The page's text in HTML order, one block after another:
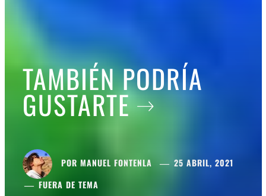
TAMBIÉN PODRÍA
GUSTARTE
POR MANUEL FONTENLA
25 ABRIL, 2021
FUERA DE TEMA